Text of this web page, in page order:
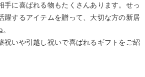
手に喜ばれる物もたくさんあります。せっ
躍するアイテムを贈って、大切な方の新居
祝いや引越し祝いで喜ばれるギフトをご紹